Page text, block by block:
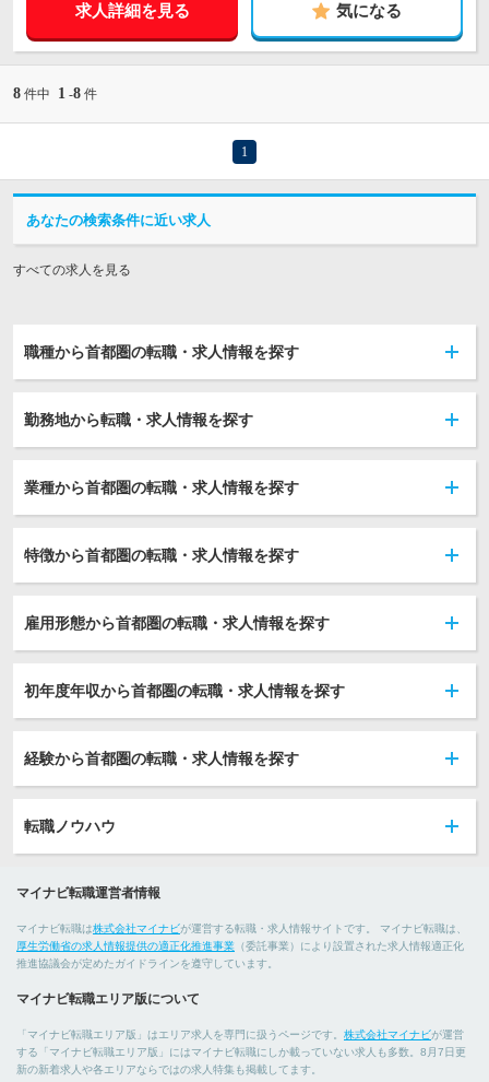
求人詳細を見る 気になる
8 件中 1 -8 件
1
あなたの検索条件に近い求人
すべての求人を見る
職種から首都圏の転職・求人情報を探す
勤務地から転職・求人情報を探す
業種から首都圏の転職・求人情報を探す
特徴から首都圏の転職・求人情報を探す
雇用形態から首都圏の転職・求人情報を探す
初年度年収から首都圏の転職・求人情報を探す
経験から首都圏の転職・求人情報を探す
転職ノウハウ
マイナビ転職運営者情報
マイナビ転職は株式会社マイナビが運営する転職・求人情報サイトです。 マイナビ転職は、
厚生労働省の求人情報提供の適正化推進事業 （委託事業）により設置された求人情報適正化
推進協議会が定めたガイドラインを遵守しています。
マイナビ転職エリア版について
「マイナビ転職エリア版」はエリア求人を専門に扱うページです。 株式会社マイナビが運営
する「マイナビ転職エリア版」にはマイナビ転職にしか載っていない求人も多数。8月7日更
新の新着求人や各エリアならではの求人特集も掲載してます。